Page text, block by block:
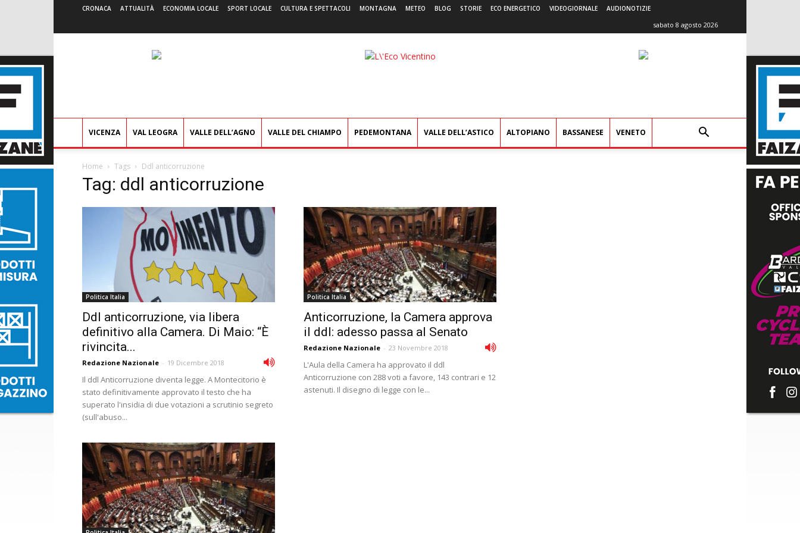
CRONACA ATTUALITÀ ECONOMIA LOCALE SPORT LOCALE CULTURA E SPETTACOLI MONTAGNA METEO BLOG STORIE ECO ENERGETICO VIDEOGIORNALE AUDIONOTIZIE
sabato 8 agosto 2026
L'Eco
VICENZA VAL LEOGRA VALLE DELL’AGNO VALLE DEL CHIAMPO PEDEMONTANA VALLE DELL’ASTICO ALTOPIANO BASSANESE VENETO
Home Tags Ddl anticorruzione
Tag: ddl anticorruzione
Politica Italia
Ddl anticorruzione, via libera
definitivo alla Camera. Di Maio: “È
rivincita...
Redazione Nazionale - 19 Dicembre 2018
Il ddl Anticorruzione diventa legge. A Montecitorio è
stato definitivamente approvato il testo che ha
superato l'insidia di due votazioni a scrutinio segreto
(sull'abuso...
Politica Italia
Anticorruzione, la Camera approva
il ddl: adesso passa al Senato
Redazione Nazionale - 23 Novembre 2018
L'Aula della Camera ha approvato il ddl
Anticorruzione con 288 voti a favore, 143 contrari e 12
astenuti. Il disegno di legge con le...